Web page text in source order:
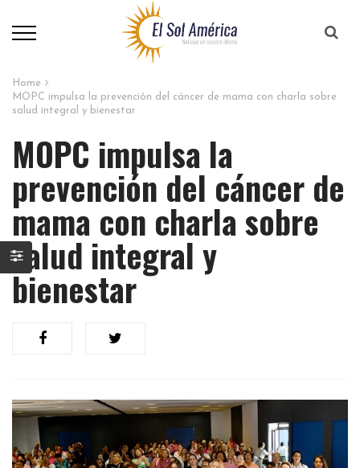
Home
MOPC impulsa la prevención del cáncer de mama con charla sobre
salud integral y bienestar
MOPC impulsa la
prevención del cáncer de
mama con charla sobre
salud integral y
bienestar